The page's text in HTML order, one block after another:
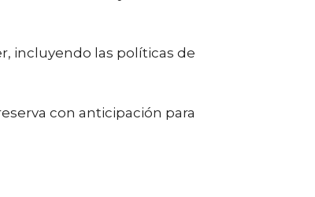
incluyendo las políticas de
con anticipación para